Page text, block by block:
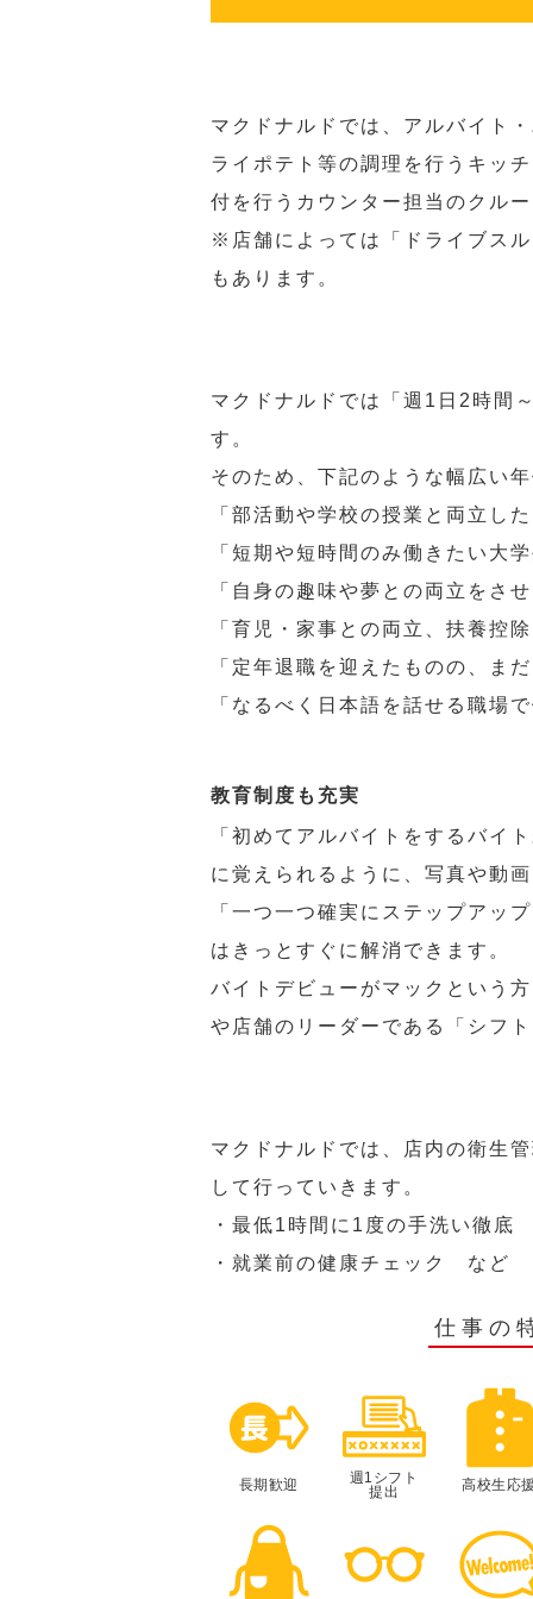
マクドナルドでは、アルバイト
ライポテト等の調理を行うキッ
付を行うカウンター担当のクル
※店舗によっては「ドライブス
もあります。
マクドナルドでは「週1日2時間
す。
そのため、下記のような幅広い
「部活動や学校の授業と両立し
「短期や短時間のみ働きたい大
「自身の趣味や夢との両立をさ
「育児・家事との両立、扶養控
「定年退職を迎えたものの、ま
「なるべく日本語を話せる職場
教育制度も充実
「初めてアルバイトをするバイ
に覚えられるように、写真や動
「一つ一つ確実にステップアッ
はきっとすぐに解消できます。
バイトデビューがマックという
や店舗のリーダーである「シフ
マクドナルドでは、店内の衛生
して行っていきます。
・最低1時間に1度の手洗い徹底
・就業前の健康チェック など
仕事の
長期歓迎
週1シフト
提出
高校生応